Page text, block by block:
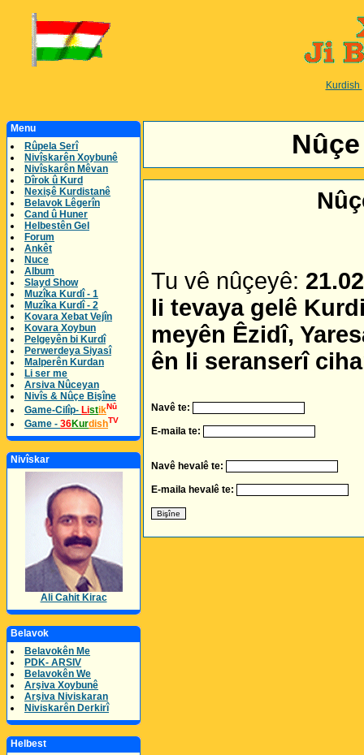
Kurdish
Menu
Rûpela Serî
Nivîskarên Xoybunê
Nivîskarên Mêvan
Dîrok û Kurd
Nexişê Kurdistanê
Belavok Lêgerîn
Cand û Huner
Helbestên Gel
Forum
Ankêt
Nuce
Album
Slayd Show
Muzîka Kurdî - 1
Muzîka Kurdî - 2
Kovara Xebat Vejîn
Kovara Xoybun
Pelgeyên bi Kurdî
Perwerdeya Siyasî
Malperên Kurdan
Li ser me
Arsiva Nûceyan
Nivîs & Nûçe Bişîne
Game-Cilîp- ListikNû
Game - 36KurdishTV
Nivîskar
Ali Cahit Kirac
Belavok
Belavokên Me
PDK- ARSIV
Belavokên We
Arşiva Xoybunê
Arşiva Niviskaran
Niviskarên Derkirî
Helbest
Tu vê nûçeyê:
li tevaya gelê
meyên Êzidî,
ên li seranserî
Navê te:
E-maila te:
Navê hevalê te:
E-maila hevalê te: